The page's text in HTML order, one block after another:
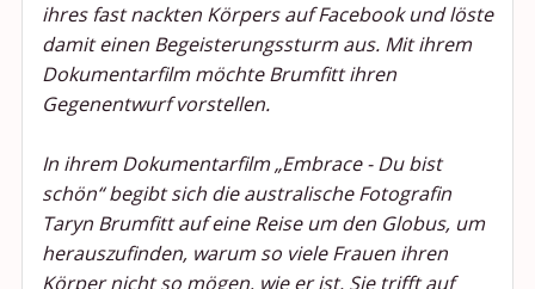
ihres fast nackten Körpers auf Facebook und löste
damit einen Begeisterungssturm aus. Mit ihrem
Dokumentarfilm möchte Brumfitt ihren
Gegenentwurf vorstellen.
In ihrem Dokumentarfilm „Embrace - Du bist
schön“ begibt sich die australische Fotografin
Taryn Brumfitt auf eine Reise um den Globus, um
herauszufinden, warum so viele Frauen ihren
Körper nicht so mögen, wie er ist. Sie trifft auf